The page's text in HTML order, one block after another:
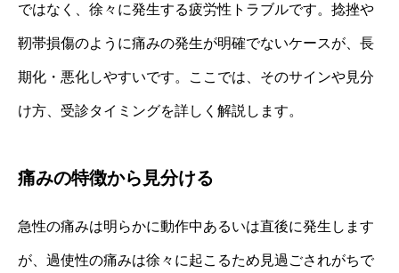
ではなく、徐々に発生する疲労性トラブルです。捻挫や
靭帯損傷のように痛みの発生が明確でないケースが、長
期化・悪化しやすいです。ここでは、そのサインや見分
け方、受診タイミングを詳しく解説します。
痛みの特徴から見分ける
急性の痛みは明らかに動作中あるいは直後に発生します
が、過使性の痛みは徐々に起こるため見過ごされがちで